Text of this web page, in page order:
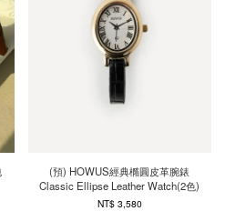
(預) HOWUS經典橢圓皮革腕錶
Classic Ellipse Leather Watch(2色)
NT$ 3,580